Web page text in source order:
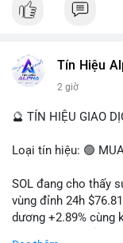
rõ ràng về đích đến
#dongtienlon
📰 Nguồn: CoinDesk
Tín Hiệu
2 giờ
🔮 TÍN HIỆU GIAO
Loại tín hiệu: 🟢
SOL đang cho thấy
vùng đỉnh 24h
dương +2.89% cùng